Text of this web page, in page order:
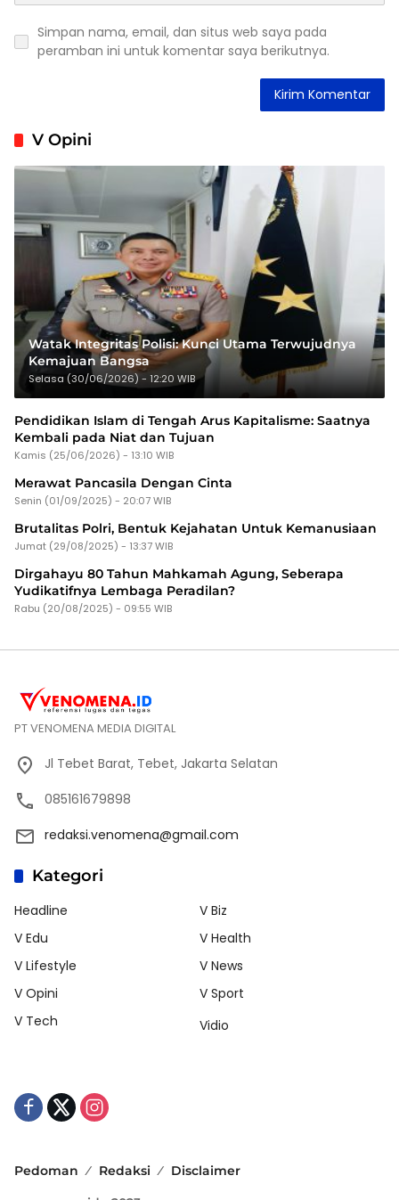
Simpan nama, email, dan situs web saya pada
peramban ini untuk komentar saya berikutnya.
V Opini
Watak Integritas Polisi: Kunci Utama Terwujudnya
Kemajuan Bangsa
Selasa (30/06/2026) - 12:20 WIB
Pendidikan Islam di Tengah Arus Kapitalisme: Saatnya
Kembali pada Niat dan Tujuan
Kamis (25/06/2026) - 13:10 WIB
Merawat Pancasila Dengan Cinta
Senin (01/09/2025) - 20:07 WIB
Brutalitas Polri, Bentuk Kejahatan Untuk Kemanusiaan
Jumat (29/08/2025) - 13:37 WIB
Dirgahayu 80 Tahun Mahkamah Agung, Seberapa
Yudikatifnya Lembaga Peradilan?
Rabu (20/08/2025) - 09:55 WIB
PT VENOMENA MEDIA DIGITAL
Jl Tebet Barat, Tebet, Jakarta Selatan
085161679898
redaksi.venomena@gmail.com
Kategori
Headline
V Biz
V Edu
V Health
V Lifestyle
V News
V Opini
V Sport
V Tech
Vidio
Pedoman Redaksi
Disclaimer